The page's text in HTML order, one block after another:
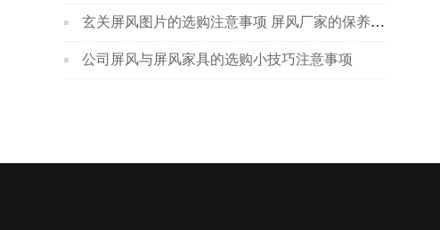
玄关屏风图片的选购注意事项 屏风厂家的保养方法
公司屏风与屏风家具的选购小技巧注意事项